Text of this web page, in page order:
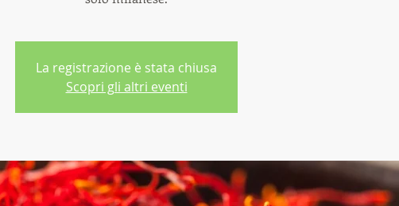
La registrazione è stata chiusa
Scopri gli altri eventi